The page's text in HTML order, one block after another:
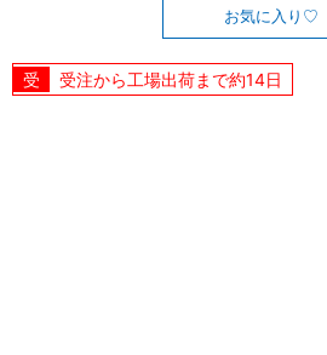
お気に入り
受注から工場出荷まで約14日